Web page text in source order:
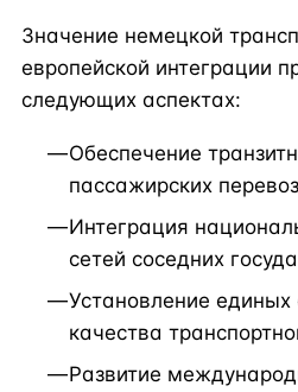
Значение немецкой
европейской интеграции
следующих аспектах:
Обеспечение
пассажирских
Интеграция
сетей соседних
Установление единых
качества
Развитие